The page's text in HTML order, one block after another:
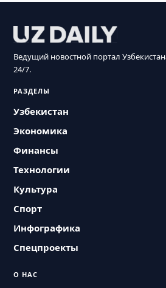
Ведущий новостной портал
24/7.
РАЗДЕЛЫ
Узбекистан
Экономика
Финансы
Технологии
Культура
Спорт
Инфографика
Спецпроекты
О НАС